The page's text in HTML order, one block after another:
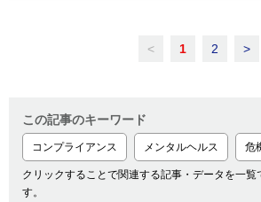
< 1 2 >
この記事のキーワード
コンプライアンス メンタルヘルス 危
クリックすることで関連する記事・データを一覧
す。